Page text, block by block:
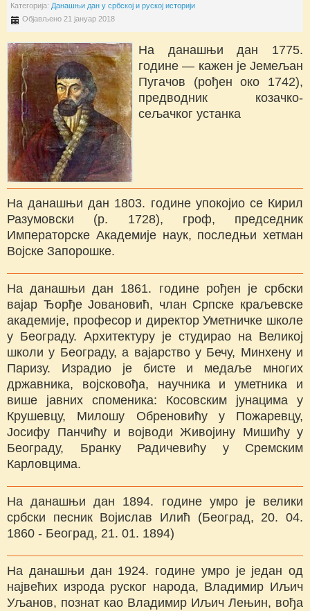
Категорија: Данашњи дан у србској и руској историји
Објављено 21 јануар 2018
На данашњи дан 1775.
године — кажен је Јемељан
Пугачов (рођен око 1742),
предводник козачко-
сељачког устанка
На данашњи дан 1803. године упокојио се Кирил
Разумовски (р. 1728), гроф, председник
Императорске Академије наук, последњи хетман
Војске Запорошке.
На данашњи дан 1861. године рођен је србски
вајар Ђорђе Јовановић, члан Српске краљевске
академије, професор и директор Уметничке школе
у Београду. Архитектуру је студирао на Великој
школи у Београду, а вајарство у Бечу, Минхену и
Паризу. Израдио је бисте и медаље многих
државника, војсковођа, научника и уметника и
више јавних споменика: Косовским јунацима у
Крушевцу, Милошу Обреновићу у Пожаревцу,
Јосифу Панчићу и војводи Живојину Мишићу у
Београду, Бранку Радичевићу у Сремским
Карловцима.
На данашњи дан 1894. године умро је велики
србски песник Војислав Илић (Београд, 20. 04.
1860 - Београд, 21. 01. 1894)
На данашњи дан 1924. године умро је један од
највећих изрода руског народа, Владимир Иљич
Уљанов, познат као Владимир Иљич Лењин, вођа